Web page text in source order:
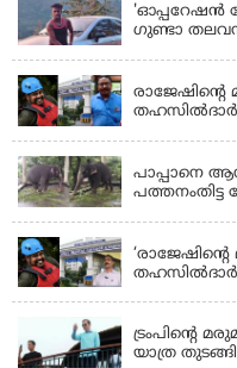
ഗുണ്ടാ
പാപ്പാനെ
തഹസില്‍ദാര്‍
ട്രംപിന്റെ
യാത്ര